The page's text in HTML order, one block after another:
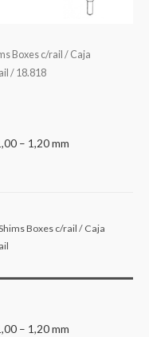
Boxes c/rail / Caja
/ 18.818
– 1,20 mm
Boxes c/rail / Caja
– 1,20 mm